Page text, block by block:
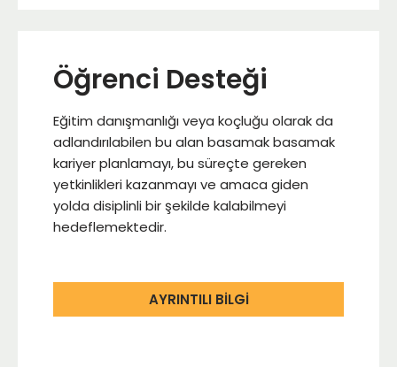
Öğrenci Desteği
Eğitim danışmanlığı veya koçluğu olarak da
adlandırılabilen bu alan basamak basamak
kariyer planlamayı, bu süreçte gereken
yetkinlikleri kazanmayı ve amaca giden
yolda disiplinli bir şekilde kalabilmeyi
hedeflemektedir.
AYRINTILI BİLGİ